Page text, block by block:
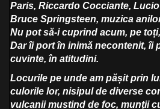
Paris, Riccardo Cocciante,
Bruce Springsteen, muzica anilor
Nu pot să-i cuprind acum, pe
Dar îi port în inimă necontenit, îi
cuvinte, în atitudini.
Locurile pe unde am pășit prin
culorile lor, nisipul de diverse
vulcanii mustind de foc, munții